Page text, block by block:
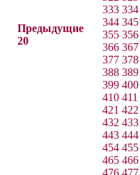
Предыдущие
20
333 334
344 345
355 356
366 367
377 378
388 389
399 400
410 411
421 422
432 433
443 444
454 455
465 466